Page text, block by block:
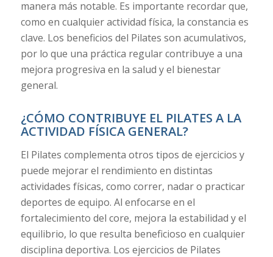
manera más notable. Es importante recordar que,
como en cualquier actividad física, la constancia es
clave. Los beneficios del Pilates son acumulativos,
por lo que una práctica regular contribuye a una
mejora progresiva en la salud y el bienestar
general.
¿CÓMO CONTRIBUYE EL PILATES A LA
ACTIVIDAD FÍSICA GENERAL?
El Pilates complementa otros tipos de ejercicios y
puede mejorar el rendimiento en distintas
actividades físicas, como correr, nadar o practicar
deportes de equipo. Al enfocarse en el
fortalecimiento del core, mejora la estabilidad y el
equilibrio, lo que resulta beneficioso en cualquier
disciplina deportiva. Los ejercicios de Pilates